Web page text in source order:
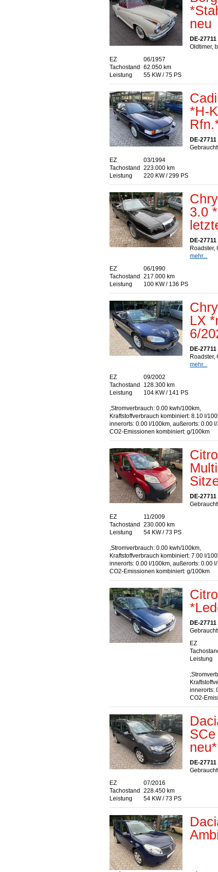
neu
DE-
Oldtimer,
EZ
06/1957
Tachostand
62.050 km
Leistung
55 KW / 75 PS
*H-
DE-
EZ
03/1994
Tachostand
223.000 km
Leistung
220 KW / 299 PS
3.0
DE-
Roadster,
mehr...
EZ
06/1990
Tachostand
217.000 km
Leistung
100 KW / 136 PS
LX
6/
DE-
Roadster,
mehr...
EZ
09/2002
Tachostand
128.300 km
Leistung
104 KW / 141 PS
,Stromverbrauch: 0.00 kwh/100km,
Kraftstoffverbrauch kombiniert: 8.10 l/
innerorts: 0.00 l/100km, außerorts: 0.00
CO2-Emissionen kombiniert: g/100km
DE-
EZ
11/2009
Tachostand
230.000 km
Leistung
54 KW / 73 PS
,Stromverbrauch: 0.00 kwh/100km,
Kraftstoffverbrauch kombiniert: 7.00 l/
innerorts: 0.00 l/100km, außerorts: 0.00
CO2-Emissionen kombiniert: g/100km
DE-
EZ
Leistung
innerorts:
CO2-
DE-
EZ
07/2016
Tachostand
228.450 km
Leistung
54 KW / 73 PS